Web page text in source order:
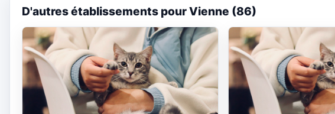
D'autres établissements pour Vienne (86)